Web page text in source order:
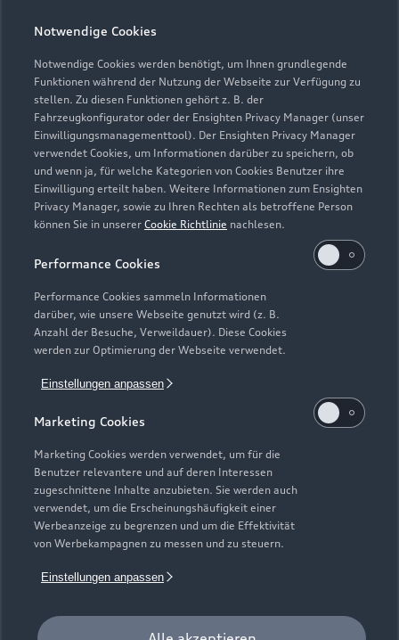
Notwendige Cookies
Notwendige Cookies werden benötigt, um Ihnen grundlegende
Funktionen während der Nutzung der Webseite zur Verfügung zu
stellen. Zu diesen Funktionen gehört z. B. der
Fahrzeugkonfigurator oder der Ensighten Privacy Manager (unser
Einwilligungsmanagementtool). Der Ensighten Privacy Manager
verwendet Cookies, um Informationen darüber zu speichern, ob
und wenn ja, für welche Kategorien von Cookies Benutzer ihre
Einwilligung erteilt haben. Weitere Informationen zum Ensighten
Privacy Manager, sowie zu Ihren Rechten als betroffene Person
können Sie in unserer Cookie Richtlinie nachlesen.
Performance Cookies
Performance Cookies sammeln Informationen
darüber, wie unsere Webseite genutzt wird (z. B.
Anzahl der Besuche, Verweildauer). Diese Cookies
werden zur Optimierung der Webseite verwendet.
Einstellungen anpassen
Marketing Cookies
Marketing Cookies werden verwendet, um für die
Benutzer relevantere und auf deren Interessen
zugeschnittene Inhalte anzubieten. Sie werden auch
verwendet, um die Erscheinungshäufigkeit einer
Werbeanzeige zu begrenzen und um die Effektivität
von Werbekampagnen zu messen und zu steuern.
Einstellungen anpassen
Zur Reparatur
Zurück nach oben
Modelle
Alle Modelle
Modelle vergleichen
Kaufen & leasen
Neuwagensuche
Service & Zubehör